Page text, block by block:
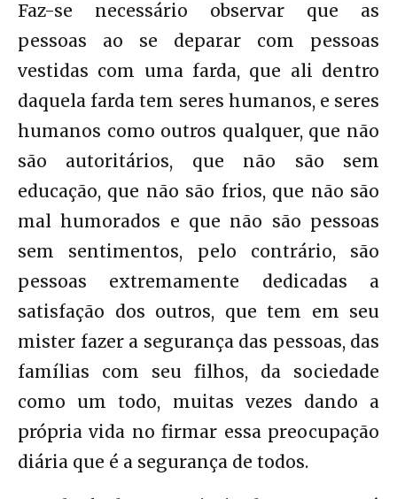
Faz-se necessário observar que as
pessoas ao se deparar com pessoas
vestidas com uma farda, que ali dentro
daquela farda tem seres humanos, e seres
humanos como outros qualquer, que não
são autoritários, que não são sem
educação, que não são frios, que não são
mal humorados e que não são pessoas
sem sentimentos, pelo contrário, são
pessoas extremamente dedicadas a
satisfação dos outros, que tem em seu
mister fazer a segurança das pessoas, das
famílias com seu filhos, da sociedade
como um todo, muitas vezes dando a
própria vida no firmar essa preocupação
diária que é a segurança de todos.